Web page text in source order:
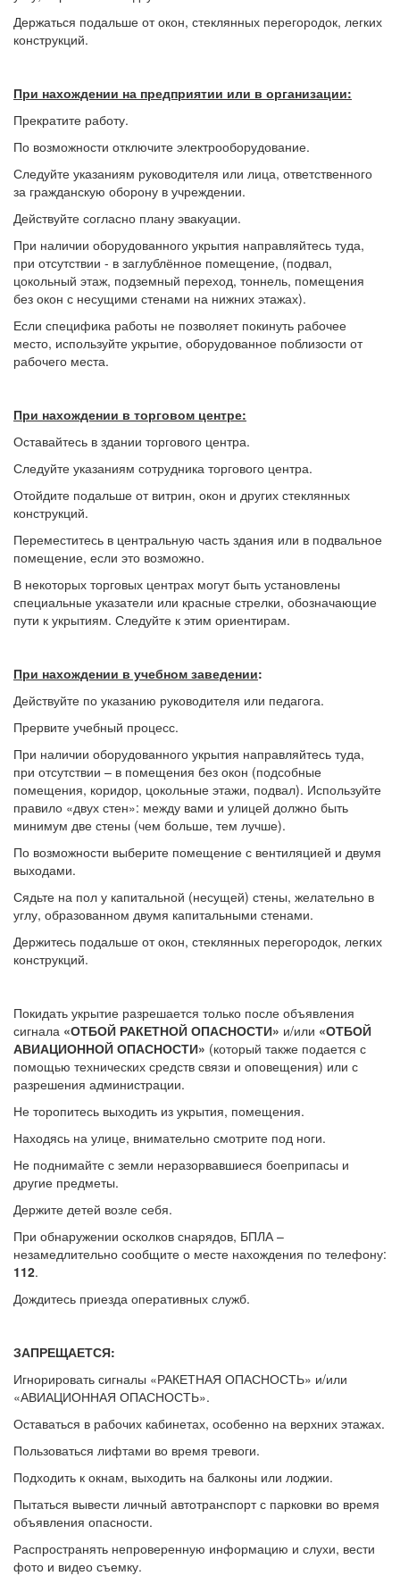
Держаться подальше от окон, стеклянных перегородок, легких
конструкций.
При нахождении на предприятии или в организации:
Прекратите работу.
По возможности отключите электрооборудование.
Следуйте указаниям руководителя или лица, ответственного
за гражданскую оборону в учреждении.
Действуйте согласно плану эвакуации.
При наличии оборудованного укрытия направляйтесь туда,
при отсутствии - в заглублённое помещение, (подвал,
цокольный этаж, подземный переход, тоннель, помещения
без окон с несущими стенами на нижних этажах).
Если специфика работы не позволяет покинуть рабочее
место, используйте укрытие, оборудованное поблизости от
рабочего места.
При нахождении в торговом центре:
Оставайтесь в здании торгового центра.
Следуйте указаниям сотрудника торгового центра.
Отойдите подальше от витрин, окон и других стеклянных
конструкций.
Переместитесь в центральную часть здания или в подвальное
помещение, если это возможно.
В некоторых торговых центрах могут быть установлены
специальные указатели или красные стрелки, обозначающие
пути к укрытиям. Следуйте к этим ориентирам.
При нахождении в учебном заведении:
Действуйте по указанию руководителя или педагога.
Прервите учебный процесс.
При наличии оборудованного укрытия направляйтесь туда,
при отсутствии – в помещения без окон (подсобные
помещения, коридор, цокольные этажи, подвал). Используйте
правило «двух стен»: между вами и улицей должно быть
минимум две стены (чем больше, тем лучше).
По возможности выберите помещение с вентиляцией и двумя
выходами.
Сядьте на пол у капитальной (несущей) стены, желательно в
углу, образованном двумя капитальными стенами.
Держитесь подальше от окон, стеклянных перегородок, легких
конструкций.
Покидать укрытие разрешается только после объявления
сигнала «ОТБОЙ РАКЕТНОЙ ОПАСНОСТИ» и/или «ОТБОЙ
АВИАЦИОННОЙ ОПАСНОСТИ» (который также подается с
помощью технических средств связи и оповещения) или с
разрешения администрации.
Не торопитесь выходить из укрытия, помещения.
Находясь на улице, внимательно смотрите под ноги.
Не поднимайте с земли неразорвавшиеся боеприпасы и
другие предметы.
Держите детей возле себя.
При обнаружении осколков снарядов, БПЛА –
незамедлительно сообщите о месте нахождения по телефону:
112.
Дождитесь приезда оперативных служб.
ЗАПРЕЩАЕТСЯ:
Игнорировать сигналы «РАКЕТНАЯ ОПАСНОСТЬ» и/или
«АВИАЦИОННАЯ ОПАСНОСТЬ».
Оставаться в рабочих кабинетах, особенно на верхних этажах.
Пользоваться лифтами во время тревоги.
Подходить к окнам, выходить на балконы или лоджии.
Пытаться вывести личный автотранспорт с парковки во время
объявления опасности.
Распространять непроверенную информацию и слухи, вести
фото и видео съемку.